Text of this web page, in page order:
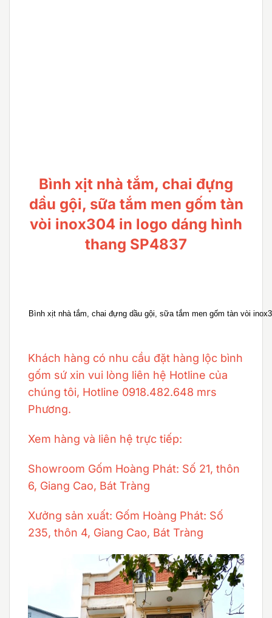
Bình xịt nhà tắm, chai đựng
dầu gội, sữa tắm men gốm tàn
vòi inox304 in logo dáng hình
thang SP4837
Bình xịt nhà tắm, chai đựng dầu gội, sữa tắm men gốm tàn vòi
Khách hàng có nhu cầu đặt hàng lộc bình
gốm sứ xin vui lòng liên hệ Hotline của
chúng tôi, Hotline 0918.482.648 mrs
Phương.
Xem hàng và liên hệ trực tiếp:
Showroom Gốm Hoàng Phát: Số 21, thôn
6, Giang Cao, Bát Tràng
Xưởng sản xuất: Gốm Hoàng Phát: Số
235, thôn 4, Giang Cao, Bát Tràng